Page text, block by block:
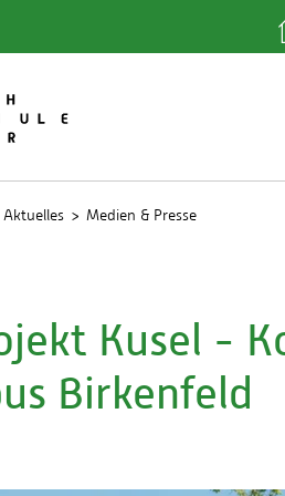
Aktuelles Medien & Presse
Kusel -
Birkenfeld